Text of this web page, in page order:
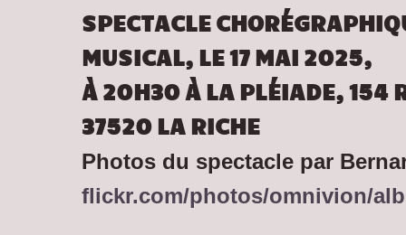
SPECTACLE
MUSICAL, LE 17 MAI 2025,
À 20H30 À LA PLÉIADE, 154
37520 LA RICHE
Photos du spectacle par
flickr.com/photos/omnivion/